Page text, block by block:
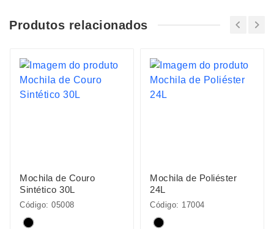
Produtos relacionados
Mochila de Couro
Sintético 30L
Código: 05008
Mochila de Poliéster
24L
Código: 17004